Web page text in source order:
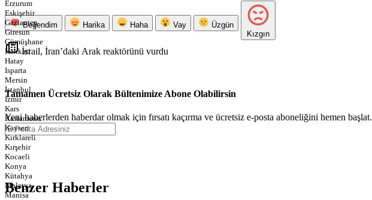
Erzurum
Eskişehir
Gaziantep
Giresun
Gümüşhane
Hakkari
Hatay
Isparta
Mersin
İstanbul
İzmir
Kars
Kastamonu
Kayseri
Kırklareli
Kırşehir
Kocaeli
Konya
Kütahya
Malatya
Manisa
Beğendim Harika Haha Vay
Üzgün
Kızgın
İsrail, İran’daki Arak reaktörünü vurdu
Tamamen Ücretsiz Olarak Bültenimize Abone Olabilirsin
Yeni haberlerden haberdar olmak için fırsatı kaçırma ve ücretsiz e-posta aboneliğini hemen başlat.
Benzer Haberler